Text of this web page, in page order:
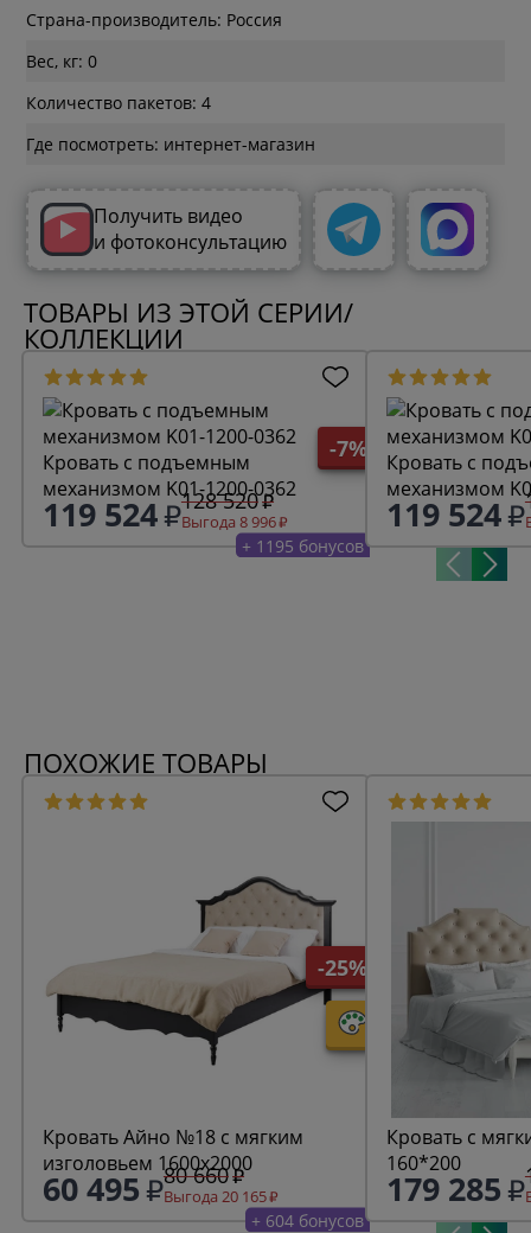
Страна-производитель: Россия
Вес, кг: 0
Количество пакетов: 4
Где посмотреть: интернет-магазин
Получить видео
и фотоконсультацию
ТОВАРЫ ИЗ ЭТОЙ СЕРИИ/
КОЛЛЕКЦИИ
-7%
Кровать с подъемным
механизмом K01-1200-0362
119 524 128 520
Выгода 8 996
+ 1195 бонусов
Кровать с
механизмом
119 524
ПОХОЖИЕ ТОВАРЫ
-25%
Кровать Айно №18 с мягким
изголовьем 1600х2000
60 495 80 660
Выгода 20 165
+ 604 бонусов
Кровать с
160*200
179 285